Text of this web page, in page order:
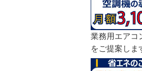
業務用エアコ
をご提案しま